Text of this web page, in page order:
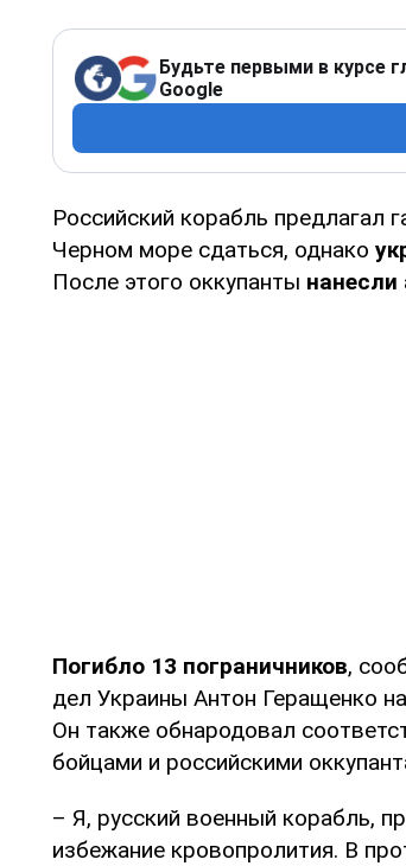
Будьте первыми в курсе
Google
Российский корабль предлагал
Черном море сдаться, однако
После этого оккупанты нанесли
Погибло 13 пограничников,
дел Украины Антон Геращенко
Он также обнародовал
бойцами и российскими
– Я, русский военный корабль,
избежание кровопролития. В